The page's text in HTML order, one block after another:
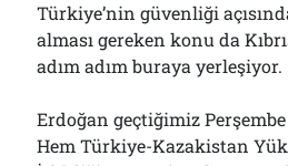
Türkiye’nin güvenliği
alması gereken konu da
adım adım buraya yerleşiyor.
Erdoğan geçtiğimiz
Hem Türkiye-Kazakistan